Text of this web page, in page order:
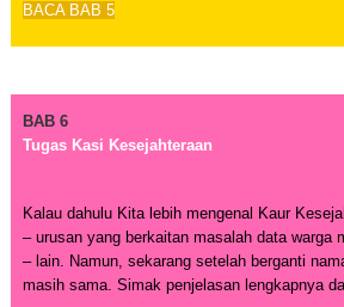
BACA BAB 5
BAB 6
Tugas Kasi Kesejahteraan
Kalau dahulu Kita lebih mengenal Kaur
– urusan yang berkaitan masalah data warga
– lain. Namun, sekarang setelah berganti
masih sama. Simak penjelasan lengkapnya